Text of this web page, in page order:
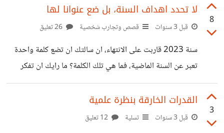
والادراك)، اجد ان الاجابات تربط بين الاثنين، وان كانت السؤال
عن فقط (الادراك والفهم)، اجد الاجابات ايضا توضح الرابط
ببعضها (إلا إن وجد طرف ثالث يعقدهم).
8
لا تحدد اهداف السنة، بل ضع عنوانا لها
قبل 3 سنوات قصص وتجارب شخصية
سنة 2023 قاربت على الانتهاء، ان سالتك ان تضع كلمة واحدة
تعبر عن السنة الماضية، فما هي تلك الكلمة؟ ما رايك ان تفكر
بشكل مختلف، بدلا من وضع كلمة للعام الماضي، ما رايك بوضع
كلمة للعام القادم؟ اي تحاول يوميا تحقيقها وهكذا في نهاية السنة
القادمة تستطيع القول "السنة الماضية كانت ___" هذه كانت
3
القدرات الخارقة بنظرة علمية
قبل 3 سنوات تسلية